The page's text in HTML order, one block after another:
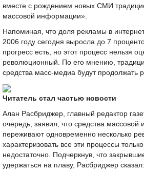
вместе с рождением новых СМИ
массовой информации».
Напоминая, что доля рекламы в
2006 году сегодня выросла до 7
прогресс есть, но этот процесс нельзя
революционный. По его мнению,
средства масс-медиа будут продолжать
Читатель стал частью новости
Алан Расбриджер, главный редактор
очередь, заявил, что средства
переживают одновременно несколько
характеризовать все эти процессы
недостаточно. Подчеркнув, что
удержаться на плаву, Расбриджер